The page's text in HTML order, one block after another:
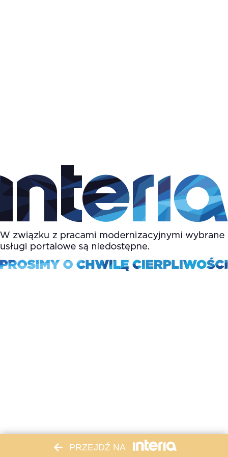
PRZEJDŹ NA